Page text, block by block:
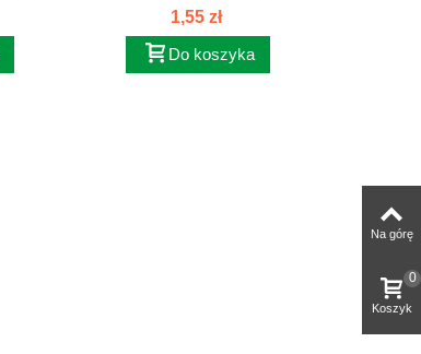
10...
1,55 zł
Do koszyka
Na górę
Koszyk
0